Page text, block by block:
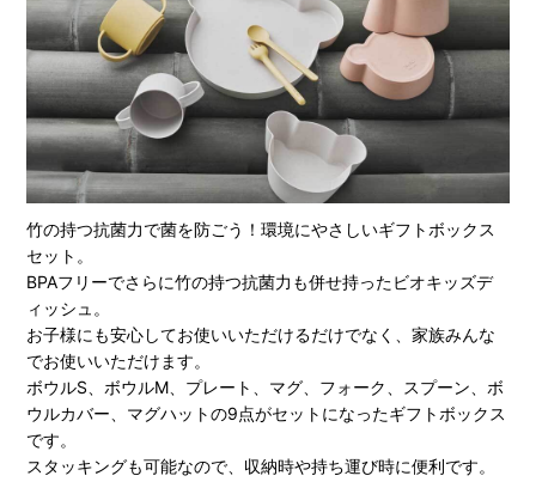
竹の持つ抗菌力で菌を防ごう！環境にやさしいギフトボックス
セット。
BPAフリーでさらに竹の持つ抗菌力も併せ持ったビオキッズデ
ィッシュ。
お子様にも安心してお使いいただけるだけでなく、家族みんな
でお使いいただけます。
ボウルS、ボウルM、プレート、マグ、フォーク、スプーン、ボ
ウルカバー、マグハットの9点がセットになったギフトボックス
です。
スタッキングも可能なので、収納時や持ち運び時に便利です。